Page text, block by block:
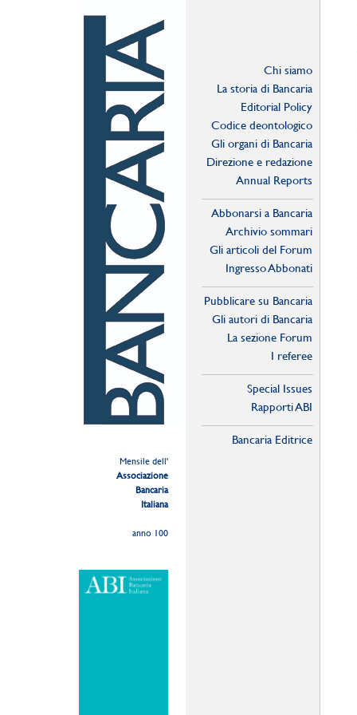
Mensile dell'
Associazione
Bancaria
Italiana
anno 100
Chi siamo
La storia di Bancaria
Editorial Policy
Codice deontologico
Gli organi di Bancaria
Direzione e redazione
Annual Reports
Abbonarsi a Bancaria
Archivio sommari
Gli articoli del Forum
Ingresso Abbonati
Pubblicare su Bancaria
Gli autori di Bancaria
La sezione Forum
I referee
Special Issues
Rapporti ABI
Bancaria Editrice